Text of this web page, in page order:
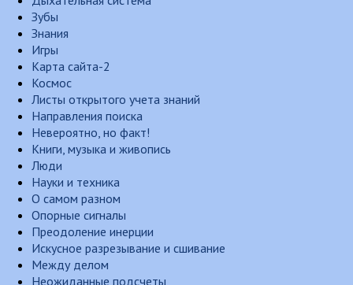
Зубы
Знания
Игры
Карта сайта-2
Космос
Листы открытого учета знаний
Направления поиска
Невероятно, но факт!
Книги, музыка и живопись
Люди
Науки и техника
О самом разном
Опорные сигналы
Преодоление инерции
Искусное разрезывание и сшивание
Между делом
Неожиданные подсчеты